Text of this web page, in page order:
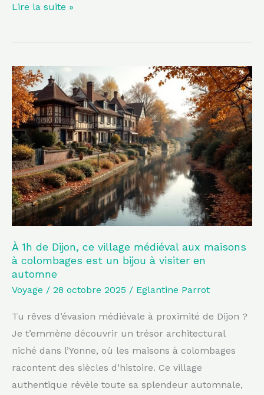
Lire la suite »
À 1h de Dijon, ce village médiéval aux maisons
à colombages est un bijou à visiter en
automne
Voyage / 28 octobre 2025 / Eglantine Parrot
Tu rêves d’évasion médiévale à proximité de Dijon ?
Je t’emmène découvrir un trésor architectural
niché dans l’Yonne, où les maisons à colombages
racontent des siècles d’histoire. Ce village
authentique révèle toute sa splendeur automnale,
À
1h
de
Dijon,
ce
village
médiéval
aux
maisons
à
colombages
est
un
bijou
à
visiter
en
automne